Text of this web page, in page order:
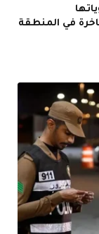
في المنطقة